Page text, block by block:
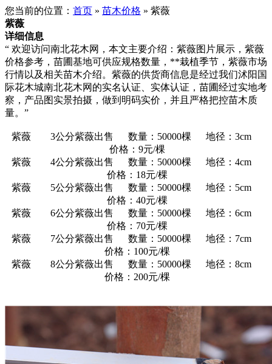
您当前的位置： 首页 » 苗木价格 » 紫薇
紫薇
详细信息
“ 欢迎访问南北花木网，本文主要介绍：紫薇图片展示，紫薇
价格参考，苗圃基地可供应规格数量，**栽植季节，紫薇市场
行情以及相关苗木介绍。紫薇的供货商信息是经过我们沭阳国
际花木城南北花木网的实名认证、实体认证，苗圃经过实地考
察，产品图实景拍摄，做到明码实价，并且严格把控苗木质
量。”
紫薇 3公分紫薇出售 数量：50000棵 地径：3cm
价格：9元/棵
紫薇 4公分紫薇出售 数量：50000棵 地径：4cm
价格：18元/棵
紫薇 5公分紫薇出售 数量：50000棵 地径：5cm
价格：40元/棵
紫薇 6公分紫薇出售 数量：50000棵 地径：6cm
价格：70元/棵
紫薇 7公分紫薇出售 数量：50000棵 地径：7cm
价格：100元/棵
紫薇 8公分紫薇出售 数量：50000棵 地径：8cm
价格：200元/棵